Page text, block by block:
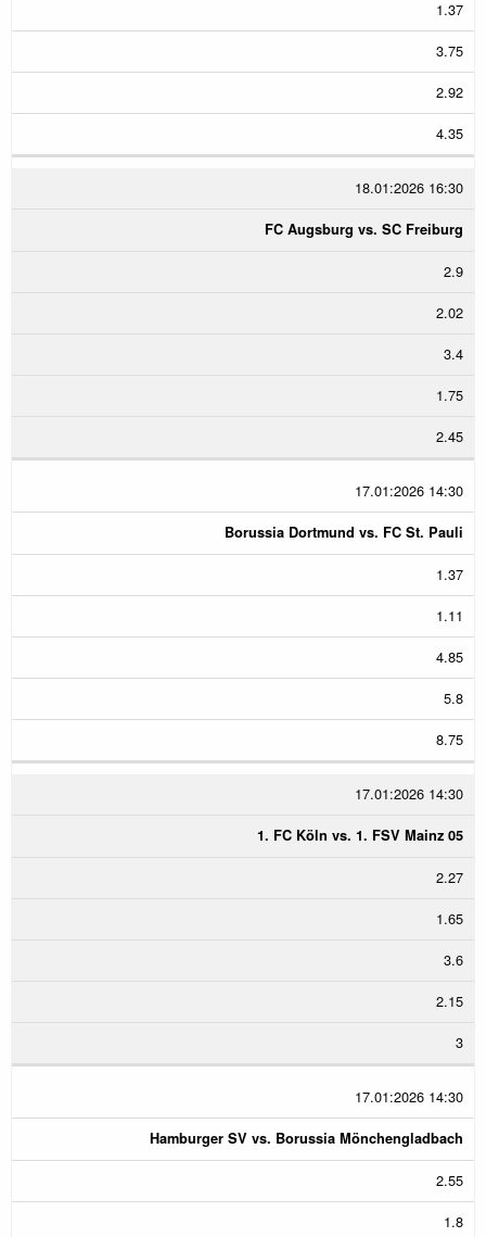
1.37
3.75
2.92
4.35
18.01:2026 16:30
FC Augsburg vs. SC Freiburg
2.9
2.02
3.4
1.75
2.45
17.01:2026 14:30
Borussia Dortmund vs. FC St. Pauli
1.37
1.11
4.85
5.8
8.75
17.01:2026 14:30
1. FC Köln vs. 1. FSV Mainz 05
2.27
1.65
3.6
2.15
3
17.01:2026 14:30
Hamburger SV vs. Borussia Mönchengladbach
2.55
1.8